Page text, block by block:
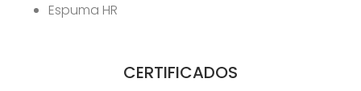
Espuma HR
CERTIFICADOS